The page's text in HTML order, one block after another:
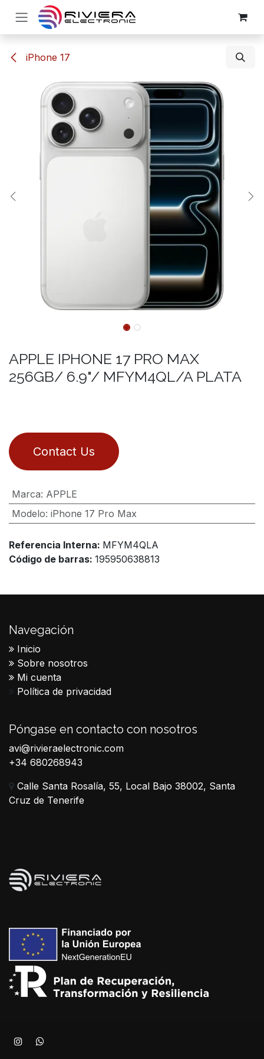
Ir al contenido
iPhone 17
APPLE IPHONE 17 PRO MAX
256GB/ 6.9"/ MFYM4QL/A PLATA
Contact Us
Marca: APPLE
Modelo: iPhone 17 Pro Max
Referencia Interna: MFYM4QLA
Código de barras: 195950638813
Navegación
Inicio
Sobre nosotros
Mi cuenta
Política de privacidad
Póngase en contacto con nosotros
avi@rivieraelectronic.com
+34 680268943
Calle Santa Rosalía, 55, Local Bajo 38002, Santa
Cruz de Tenerife